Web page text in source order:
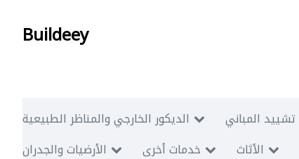
Buildeey
الديكور الخارجي والمناظر الطبيعية تشييد المباني
الأرضيات والجدران
خدمات أخرى الأثاث